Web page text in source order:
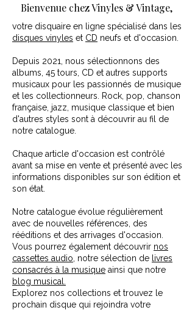
Bienvenue chez Vinyles & Vintage,
votre disquaire en ligne spécialisé dans les
disques vinyles et CD neufs et d'occasion.
Depuis 2021, nous sélectionnons des
albums, 45 tours, CD et autres supports
musicaux pour les passionnés de musique
et les collectionneurs. Rock, pop, chanson
française, jazz, musique classique et bien
d'autres styles sont à découvrir au fil de
notre catalogue.
Chaque article d'occasion est contrôlé
avant sa mise en vente et présenté avec les
informations disponibles sur son édition et
son état.
Notre catalogue évolue régulièrement
avec de nouvelles références, des
rééditions et des arrivages d'occasion.
Vous pourrez également découvrir nos
cassettes audio , notre sélection de livres
consacrés à la musique ainsi que notre
blog musical.
Explorez nos collections et trouvez le
prochain disque qui rejoindra votre